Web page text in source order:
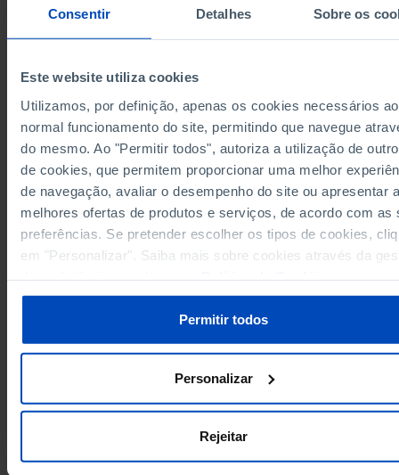
Consentir Detalhes Sobre os
Este website utiliza cookies
Utilizamos, por definição, apenas os cookies necessários ao
normal funcionamento do site, permitindo que navegue
do mesmo. Ao "Permitir todos", autoriza a utilização de
de cookies, que permitem proporcionar uma melhor
de navegação, avaliar o desempenho do site ou apresentar
melhores ofertas de produtos e serviços, de acordo com as
preferências. Se pretender escolher os tipos de cookies,
em "Personalizar". Saiba mais sobre cookies através da
Permitir todos
Personalizar
Rejeitar
2021
9,298,389 8,758 222,183 581,933
565,499
2022
9,263,175 // 217,709 577,066
561,106
9,262,653 5,185 206,985 547,689 566,006
Sources/Entities: SGMAI, PORDATA
Last updated: 2026-03-16
RELATED
SANTOS.